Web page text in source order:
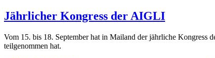
Jährlicher Kongress der AIGLI
Vom 15. bis 18. September hat in Mailand der jährliche Kongress
teilgenommen hat.